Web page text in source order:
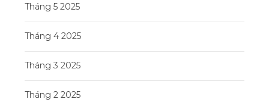
Tháng 5 2025
Tháng 4 2025
Tháng 3 2025
Tháng 2 2025